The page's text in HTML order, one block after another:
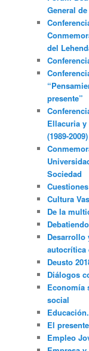
General
del
presente”
Ellacuria
(1989-2009)
Sociedad
Cultura
De la
Desarrollo
autocrítica
Deusto
Diálogos
Economía
social
El
Empleo